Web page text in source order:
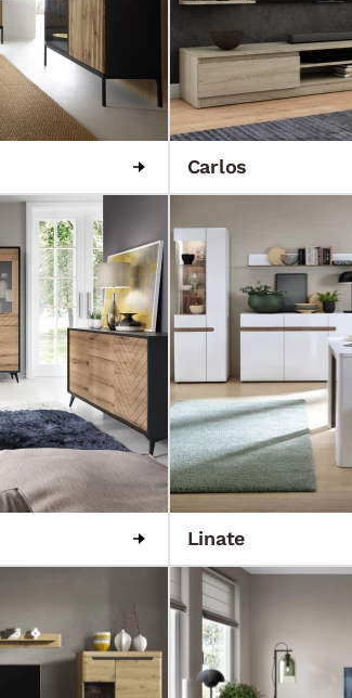
Carlos
Linate